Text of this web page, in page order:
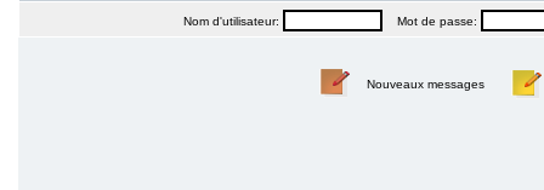
Nom d'utilisateur: Mot de passe:
Nouveaux messages